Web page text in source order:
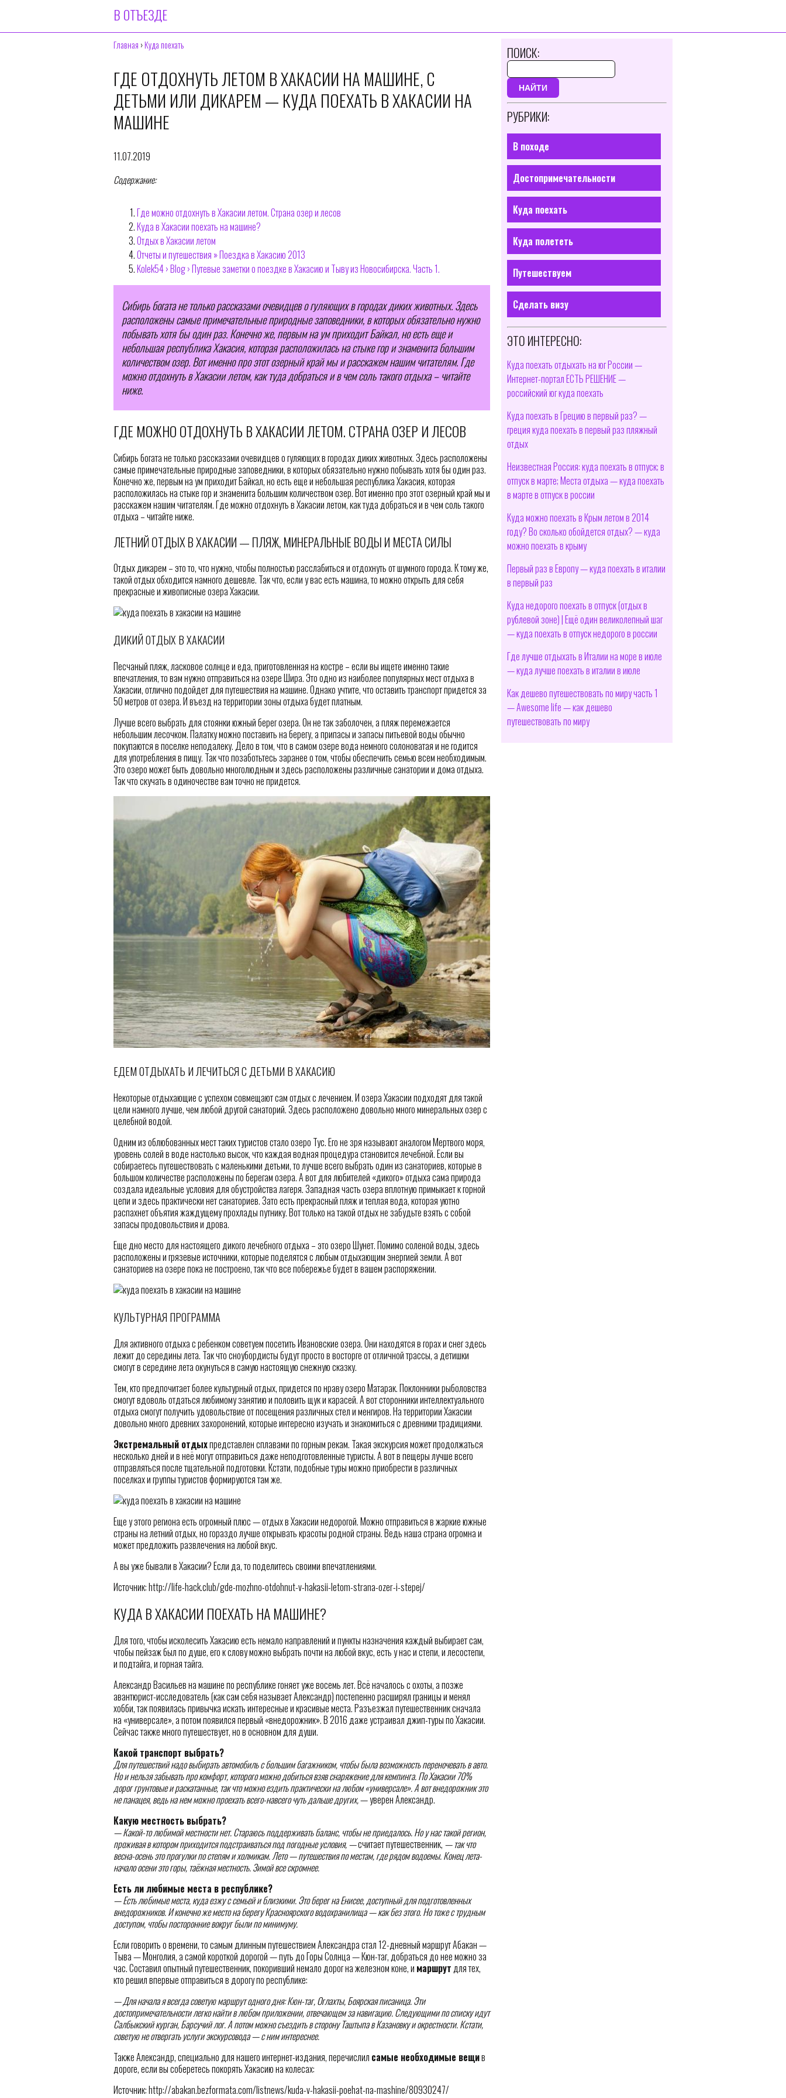
В ОТЪЕЗДЕ
Главная ›Куда поехать
ГДЕ ОТДОХНУТЬ ЛЕТОМ В ХАКАСИИ НА МАШИНЕ, С
ДЕТЬМИ ИЛИ ДИКАРЕМ — КУДА ПОЕХАТЬ В ХАКАСИИ НА
МАШИНЕ
11.07.2019
Содержание:
Где можно отдохнуть в Хакасии летом. Страна озер и лесов
Куда в Хакасии поехать на машине?
Отдых в Хакасии летом
Отчеты и путешествия » Поездка в Хакасию 2013
Kolek54 › Blog › Путевые заметки о поездке в Хакасию и Тыву из Новосибирска. Часть 1.
Сибирь богата не только рассказами очевидцев о гуляющих в городах диких животных. Здесь
расположены самые примечательные природные заповедники, в которых обязательно нужно
побывать хотя бы один раз. Конечно же, первым на ум приходит Байкал, но есть еще и
небольшая республика Хакасия, которая расположилась на стыке гор и знаменита большим
количеством озер. Вот именно про этот озерный край мы и расскажем нашим читателям. Где
можно отдохнуть в Хакасии летом, как туда добраться и в чем соль такого отдыха – читайте
ниже.
ГДЕ МОЖНО ОТДОХНУТЬ В ХАКАСИИ ЛЕТОМ. СТРАНА ОЗЕР И ЛЕСОВ
Сибирь богата не только рассказами очевидцев о гуляющих в городах диких животных. Здесь расположены
самые примечательные природные заповедники, в которых обязательно нужно побывать хотя бы один раз.
Конечно же, первым на ум приходит Байкал, но есть еще и небольшая республика Хакасия, которая
расположилась на стыке гор и знаменита большим количеством озер. Вот именно про этот озерный край мы и
расскажем нашим читателям. Где можно отдохнуть в Хакасии летом, как туда добраться и в чем соль такого
отдыха – читайте ниже.
ЛЕТНИЙ ОТДЫХ В ХАКАСИИ — ПЛЯЖ, МИНЕРАЛЬНЫЕ ВОДЫ И МЕСТА СИЛЫ
Отдых дикарем – это то, что нужно, чтобы полностью расслабиться и отдохнуть от шумного города. К тому же,
такой отдых обходится намного дешевле. Так что, если у вас есть машина, то можно открыть для себя
прекрасные и живописные озера Хакасии.
ДИКИЙ ОТДЫХ В ХАКАСИИ
Песчаный пляж, ласковое солнце и еда, приготовленная на костре – если вы ищете именно такие
впечатления, то вам нужно отправиться на озере Шира. Это одно из наиболее популярных мест отдыха в
Хакасии, отлично подойдет для путешествия на машине. Однако учтите, что оставить транспорт придется за
50 метров от озера. И въезд на территории зоны отдыха будет платным.
Лучше всего выбрать для стоянки южный берег озера. Он не так заболочен, а пляж перемежается
небольшим лесочком. Палатку можно поставить на берегу, а припасы и запасы питьевой воды обычно
покупаются в поселке неподалеку. Дело в том, что в самом озере вода немного солоноватая и не годится
для употребления в пищу. Так что позаботьтесь заранее о том, чтобы обеспечить семью всем необходимым.
Это озеро может быть довольно многолюдным и здесь расположены различные санатории и дома отдыха.
Так что скучать в одиночестве вам точно не придется.
ЕДЕМ ОТДЫХАТЬ И ЛЕЧИТЬСЯ С ДЕТЬМИ В ХАКАСИЮ
Некоторые отдыхающие с успехом совмещают сам отдых с лечением. И озера Хакасии подходят для такой
цели намного лучше, чем любой другой санаторий. Здесь расположено довольно много минеральных озер с
целебной водой.
Одним из облюбованных мест таких туристов стало озеро Тус. Его не зря называют аналогом Мертвого моря,
уровень солей в воде настолько высок, что каждая водная процедура становится лечебной. Если вы
собираетесь путешествовать с маленькими детьми, то лучше всего выбрать один из санаториев, которые в
большом количестве расположены по берегам озера. А вот для любителей «дикого» отдыха сама природа
создала идеальные условия для обустройства лагеря. Западная часть озера вплотную примыкает к горной
цепи и здесь практически нет санаториев. Зато есть прекрасный пляж и теплая вода, которая уютно
распахнет объятия жаждущему прохлады путнику. Вот только на такой отдых не забудьте взять с собой
запасы продовольствия и дрова.
Еще дно место для настоящего дикого лечебного отдыха – это озеро Шунет. Помимо соленой воды, здесь
расположены и грязевые источники, которые поделятся с любым отдыхающим энергией земли. А вот
санаториев на озере пока не построено, так что все побережье будет в вашем распоряжении.
КУЛЬТУРНАЯ ПРОГРАММА
Для активного отдыха с ребенком советуем посетить Ивановские озера. Они находятся в горах и снег здесь
лежит до середины лета. Так что сноубордисты будут просто в восторге от отличной трассы, а детишки
смогут в середине лета окунуться в самую настоящую снежную сказку.
Тем, кто предпочитает более культурный отдых, придется по нраву озеро Матарак. Поклонники рыболовства
смогут вдоволь отдаться любимому занятию и половить щук и карасей. А вот сторонники интеллектуального
отдыха смогут получить удовольствие от посещения различных стел и менгиров. На территории Хакасии
довольно много древних захоронений, которые интересно изучать и знакомиться с древними традициями.
Экстремальный отдыхпредставлен сплавами по горным рекам. Такая экскурсия может продолжаться
несколько дней и в неё могут отправиться даже неподготовленные туристы. А вот в пещеры лучше всего
отправляться после тщательной подготовки. Кстати, подобные туры можно приобрести в различных
поселках и группы туристов формируются там же.
Еще у этого региона есть огромный плюс — отдых в Хакасии недорогой. Можно отправиться в жаркие южные
страны на летний отдых, но гораздо лучше открывать красоты родной страны. Ведь наша страна огромна и
может предложить развлечения на любой вкус.
А вы уже бывали в Хакасии? Если да, то поделитесь своими впечатлениями.
Источник: http://life-hack.club/gde-mozhno-otdohnut-v-hakasii-letom-strana-ozer-i-stepej/
КУДА В ХАКАСИИ ПОЕХАТЬ НА МАШИНЕ?
Для того, чтобы исколесить Хакасию есть немало направлений и пункты назначения каждый выбирает сам,
чтобы пейзаж был по душе, его к слову можно выбрать почти на любой вкус, есть у нас и степи, и лесостепи,
и подтайга, и горная тайга.
Александр Васильев на машине по республике гоняет уже восемь лет. Всё началось с охоты, а позже
авантюрист-исследователь (как сам себя называет Александр) постепенно расширял границы и менял
хобби, так появилась привычка искать интересные и красивые места. Разъезжал путешественник сначала
на «универсале», а потом появился первый «внедорожник». В 2016 даже устраивал джип-туры по Хакасии.
Сейчас также много путешествует, но в основном для души.
Какой транспорт выбрать?
Для путешествий надо выбирать автомобиль с большим багажником, чтобы была возможность переночевать в авто.
Но и нельзя забывать про комфорт, которого можно добиться взяв снаряжение для кемпинга. По Хакасии 70%
дорог грунтовые и раскатанные, так что можно ездить практически на любом «универсале». А вот внедорожник это
не панацея, ведь на нем можно проехать всего-навсего чуть дальше других,— уверен Александр.
Какую местность выбрать?
— Какой-то любимой местности нет. Стараюсь поддерживать баланс, чтобы не приедалось. Но у нас такой регион,
проживая в котором приходится подстраиваться под погодные условия, —считает путешественник, — так что
весна-осень это прогулки по степям и холмикам. Лето — путешествия по местам, где рядом водоемы. Конец лета-
начало осени это горы, таёжная местность. Зимой все скромнее.
Есть ли любимые места в республике?
— Есть любимые места, куда езжу с семьей и близкими. Это берег на Енисее, доступный для подготовленных
внедорожников. И конечно же место на берегу Красноярского водохранилища — как без этого. Но тоже с трудным
доступом, чтобы посторонние вокруг были по минимуму.
Если говорить о времени, то самым длинным путешествием Александра стал 12-дневный маршрут Абакан —
Тыва — Монголия, а самой короткой дорогой — путь до Горы Солнца — Кюн-таг, добраться до нее можно за
час. Составил опытный путешественник, покоривший немало дорог на железном коне, и маршрутдля тех,
кто решил впервые отправиться в дорогу по республике:
— Для начала я всегда советую маршрут одного дня: Кюн-таг, Оглахты, Боярская писаница. Эти
достопримечательности легко найти в любом приложении, отвечающем за навигацию. Следующими по списку идут
Салбыкский курган, Барсучий лог. А потом можно съездить в сторону Таштыпа в Казановку и окрестности. Кстати,
советую не отвергать услуги экскурсовода — с ним интереснее.
Также Александр, специально для нашего интернет-издания, перечислил самые необходимые вещив
дороге, если вы соберетесь покорять Хакасию на колесах:
Источник: http://abakan.bezformata.com/listnews/kuda-v-hakasii-poehat-na-mashine/80930247/
ПОИСК:
НАЙТИ
РУБРИКИ:
В походе
Достопримечательности
Куда поехать
Куда полететь
Путешествуем
Сделать визу
ЭТО ИНТЕРЕСНО:
Куда поехать отдыхать на юг России —
Интернет-портал ЕСТЬ РЕШЕНИЕ —
российский юг куда поехать
Куда поехать в Грецию в первый раз? —
греция куда поехать в первый раз пляжный
отдых
Неизвестная Россия: куда поехать в отпуск; в
отпуск в марте; Места отдыха — куда поехать
в марте в отпуск в россии
Куда можно поехать в Крым летом в 2014
году? Во сколько обойдется отдых? — куда
можно поехать в крыму
Первый раз в Европу — куда поехать в италии
в первый раз
Куда недорого поехать в отпуск (отдых в
рублевой зоне) | Ещё один великолепный шаг
— куда поехать в отпуск недорого в россии
Где лучше отдыхать в Италии на море в июле
— куда лучше поехать в италии в июле
Как дешево путешествовать по миру часть 1
— Awesome life — как дешево
путешествовать по миру